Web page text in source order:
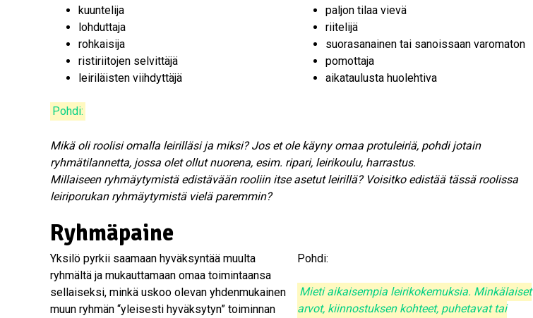
kuuntelija
lohduttaja
rohkaisija
ristiriitojen selvittäjä
leiriläisten viihdyttäjä
paljon tilaa vievä
riitelijä
suorasanainen tai sanoissaan varomaton
pomottaja
aikataulusta huolehtiva
Pohdi:
Mikä oli roolisi omalla leirilläsi ja miksi? Jos et ole käyny omaa protuleiriä, pohdi jotain
ryhmätilannetta, jossa olet ollut nuorena, esim. ripari, leirikoulu, harrastus.
Millaiseen ryhmäytymistä edistävään rooliin itse asetut leirillä? Voisitko edistää tässä roolissa
leiriporukan ryhmäytymistä vielä paremmin?
Ryhmäpaine
Yksilö pyrkii saamaan hyväksyntää muulta
ryhmältä ja mukauttamaan omaa toimintaansa
sellaiseksi, minkä uskoo olevan yhdenmukainen
muun ryhmän “yleisesti hyväksytyn” toiminnan
Pohdi:
Mieti aikaisempia leirikokemuksia. Minkälaiset
arvot, kiinnostuksen kohteet, puhetavat tai